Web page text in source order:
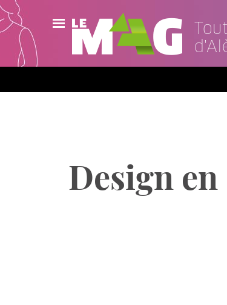
Actualités
Agenda
Contact
Design en